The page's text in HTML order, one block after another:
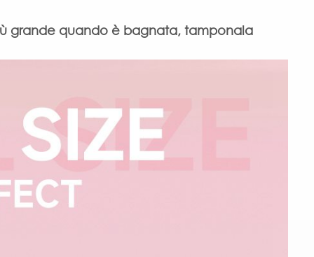
grande quando è bagnata, tamponala